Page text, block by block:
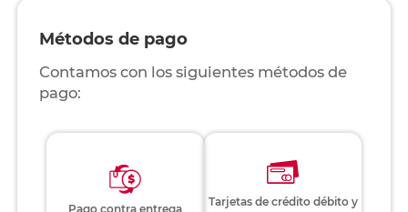
Métodos de pago
Contamos con los siguientes métodos de
pago:
Pago contra entrega
Tarjetas de crédito débito y